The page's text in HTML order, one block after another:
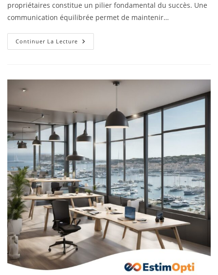
propriétaires constitue un pilier fondamental du succès. Une
communication équilibrée permet de maintenir…
Continuer La Lecture